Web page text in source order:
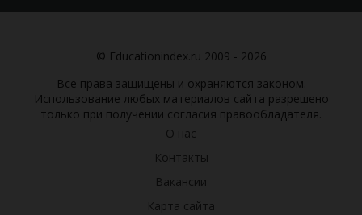
© Educationindex.ru 2009 - 2026
Все права защищены и охраняются законом.
Использование любых материалов сайта разрешено
только при получении согласия правообладателя.
О нас
Контакты
Вакансии
Карта сайта